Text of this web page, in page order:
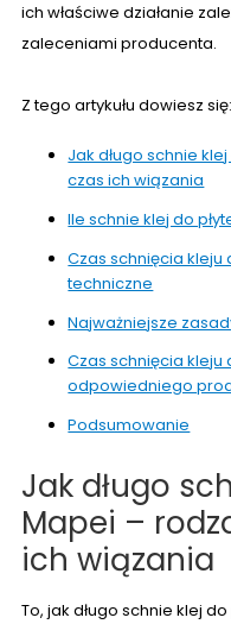
ich właściwe działanie
zaleceniami producenta.
Z tego artykułu dowiesz się:
Jak długo schnie
czas ich wiązania
Ile schnie klej do
Czas schnięcia kleju
techniczne
Najważniejsze
Czas schnięcia kleju
odpowiedniego
Podsumowanie
Jak długo
Mapei –
ich wiązania
To, jak długo schnie klej